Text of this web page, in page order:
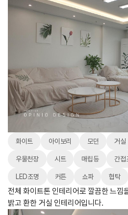
화이트 아이보리 모던 거실
우물천장 시트 매립등 간접
LED조명 커튼 쇼파 협탁
전체 화이트톤 인테리어로 깔끔한 느낌
밝고 환한 거실 인테리어입니다.